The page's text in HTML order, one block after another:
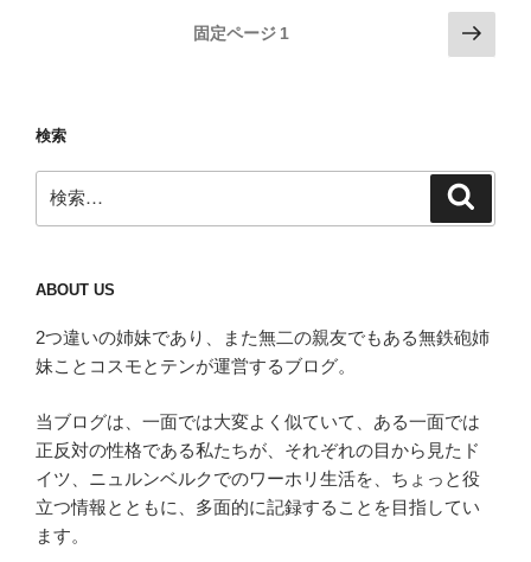
ペ
ジ
送
固定ページ 1
次
の
検索
索:
ABOUT US
2つ違いの姉妹であり、また無二の親友でもある無鉄砲姉
妹ことコスモとテンが運営するブログ。
当ブログは、一面では大変よく似ていて、ある一面では
正反対の性格である私たちが、それぞれの目から見たド
イツ、ニュルンベルクでのワーホリ生活を、ちょっと役
立つ情報とともに、多面的に記録することを目指してい
ます。